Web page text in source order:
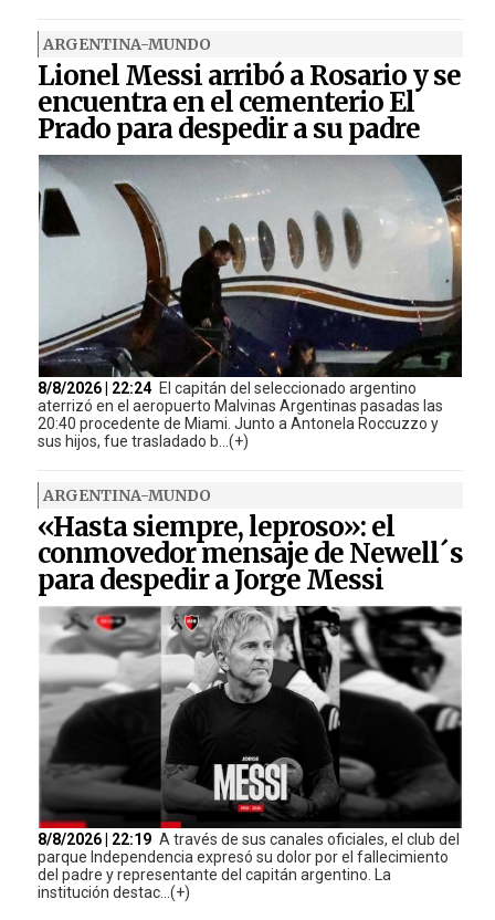
ARGENTINA-MUNDO
Lionel Messi arribó a Rosario y se
encuentra en el cementerio El
Prado para despedir a su padre
8/8/2026 | 22:24 El capitán del seleccionado argentino
aterrizó en el aeropuerto Malvinas Argentinas pasadas las
20:40 procedente de Miami. Junto a Antonela Roccuzzo y
sus hijos, fue trasladado b...(+)
ARGENTINA-MUNDO
«Hasta siempre, leproso»: el
conmovedor mensaje de Newell´s
para despedir a Jorge Messi
8/8/2026 | 22:19 A través de sus canales oficiales, el club del
parque Independencia expresó su dolor por el fallecimiento
del padre y representante del capitán argentino. La
institución destac...(+)